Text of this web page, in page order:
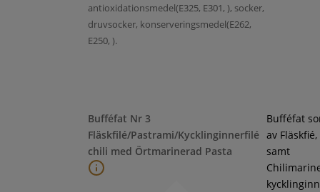
antioxidationsmedel(E325, E301, ), socker,
druvsocker, konserveringsmedel(E262,
E250, ).
Bufféfat Nr 3
Fläskfilé/Pastrami/Kycklinginnerfilé
chili med Örtmarinerad Pasta
Bufféfat
av
samt